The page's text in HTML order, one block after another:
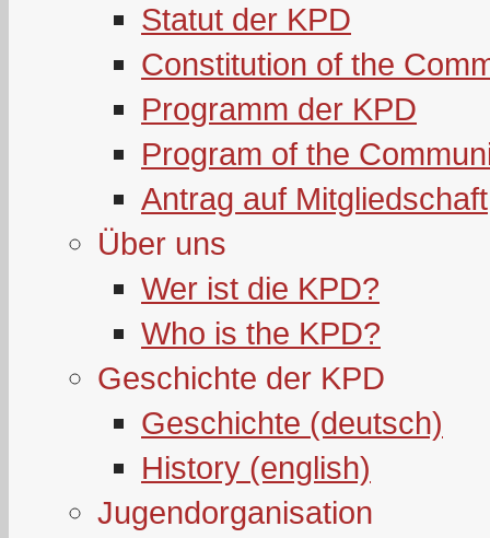
Statut der KPD
Constitution of the
Programm der KPD
Program of the
Antrag auf Mitgliedschaft
Über uns
Wer ist die KPD?
Who is the KPD?
Geschichte der KPD
Geschichte (deutsch)
History (english)
Jugendorganisation